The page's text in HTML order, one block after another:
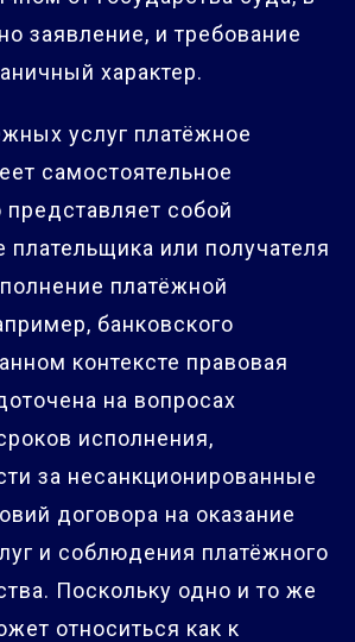
заявление, и требование
характер.
услуг платёжное
самостоятельное
собой
плательщика или получателя
платёжной
банковского
контексте правовая
на вопросах
исполнения,
за несанкционированные
договора на оказание
и соблюдения платёжного
Поскольку одно и то же
относиться как к